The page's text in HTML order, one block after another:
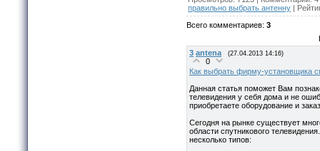
правильно выбрать антенну |
Всего комментариев: 3
3 antena (27.04.2013 14:16)
0
Как выбрать фирму-установщика
Данная статья поможет Вам
телевидения у себя дома и не
приобретаете оборудование и
Сегодня на рынке существует
области спутникового
несколько типов: